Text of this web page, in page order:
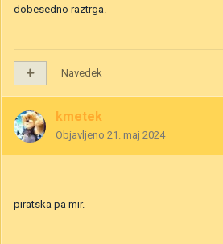
dobesedno raztrga.
Navedek
kmetek
Objavljeno 21. maj 2024
piratska pa mir.